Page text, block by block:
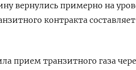
вернулись примерно на
контракта
прием транзитного газа